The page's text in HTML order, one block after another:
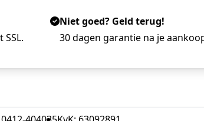
Niet goed? Geld terug!
30 dagen garantie na je